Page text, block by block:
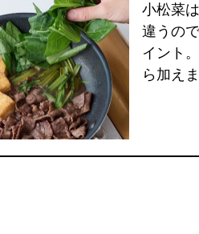
小松菜
違うの
イント
ら加えま